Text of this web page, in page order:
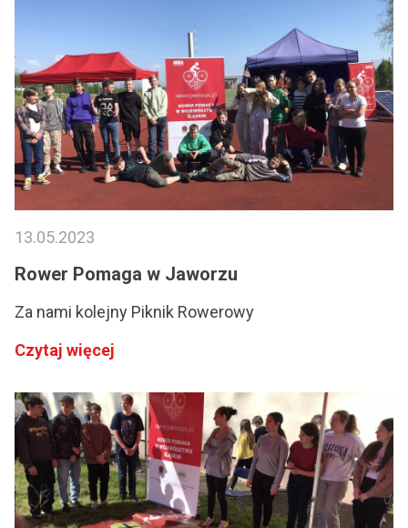
13.05.2023
Rower Pomaga w Jaworzu
Za nami kolejny Piknik Rowerowy
Czytaj więcej